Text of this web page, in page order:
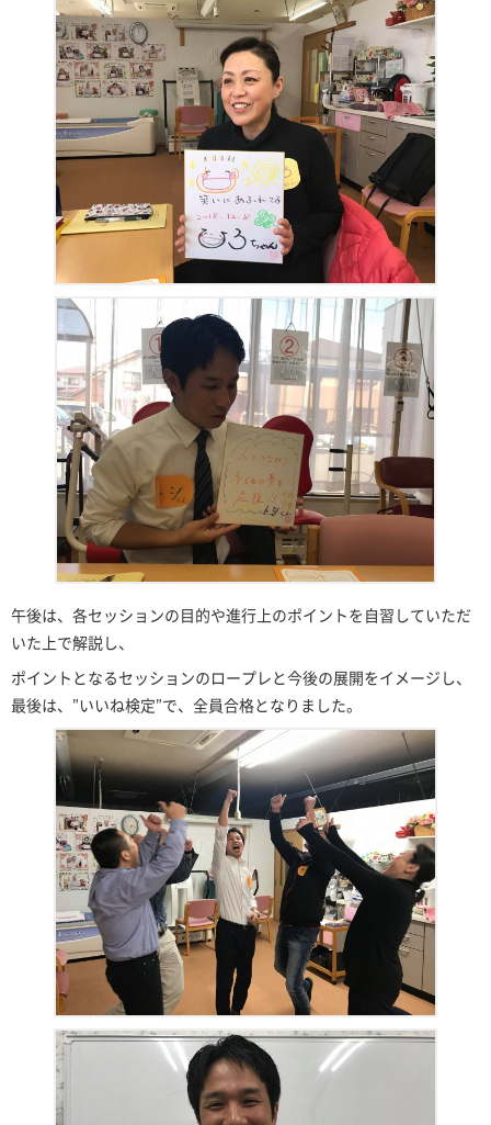
午後は、各セッションの目的や進行上のポイントを自習していただ
いた上で解説し、
ポイントとなるセッションのロープレと今後の展開をイメージし、
最後は、”いいね検定”で、全員合格となりました。